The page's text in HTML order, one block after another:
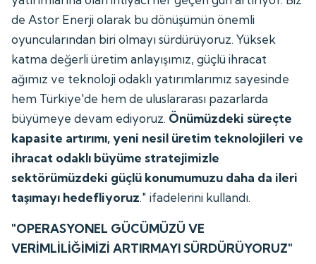
de Astor Enerji olarak bu dönüşümün önemli
oyuncularından biri olmayı sürdürüyoruz. Yüksek
katma değerli üretim anlayışımız, güçlü ihracat
ağımız ve teknoloji odaklı yatırımlarımız sayesinde
hem Türkiye'de hem de uluslararası pazarlarda
büyümeye devam ediyoruz. Önümüzdeki süreçte
kapasite artırımı, yeni nesil üretim teknolojileri ve
ihracat odaklı büyüme stratejimizle
sektörümüzdeki güçlü konumumuzu daha da ileri
taşımayı hedefliyoruz." ifadelerini kullandı.
"OPERASYONEL GÜCÜMÜZÜ VE
VERİMLİLİĞİMİZİ ARTIRMAYI SÜRDÜRÜYORUZ"